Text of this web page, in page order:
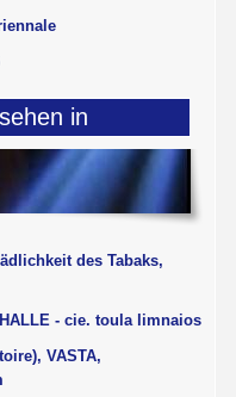
in
des Tabaks,
- cie. toula limnaios
VASTA,